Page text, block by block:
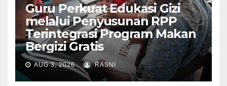
Guru Perkuat Edukasi Gizi
melalui Penyusunan RPP
Terintegrasi Program Makan
Bergizi Gratis
AUG 3, 2026 RASNI